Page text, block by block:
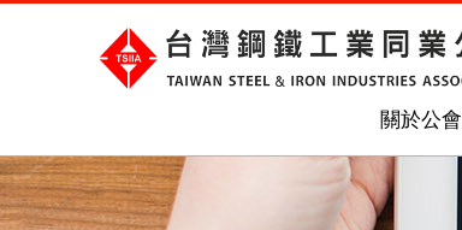
關於公會